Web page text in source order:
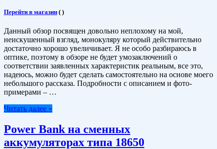
Перейти в магазин ( )
Данный обзор посвящен довольно неплохому на мой,
неискушенный взгляд, монокуляру который действительно
достаточно хорошо увеличивает. Я не особо разбираюсь в
оптике, поэтому в обзоре не будет умозаключений о
соответствии заявленных характеристик реальным, все это,
надеюсь, можно будет сделать самостоятельно на основе моего
небольшого рассказа. Подробности с описанием и фото-
примерами – …
Читать далее »
Power Bank на сменных
аккумуляторах типа 18650